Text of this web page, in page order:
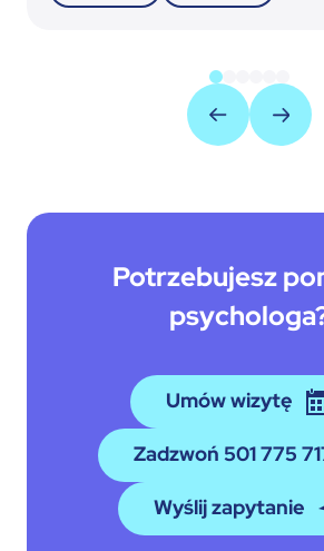
Potrzebujesz
Umów wizytę
Zadzwoń 501 775
Wyślij zapytanie